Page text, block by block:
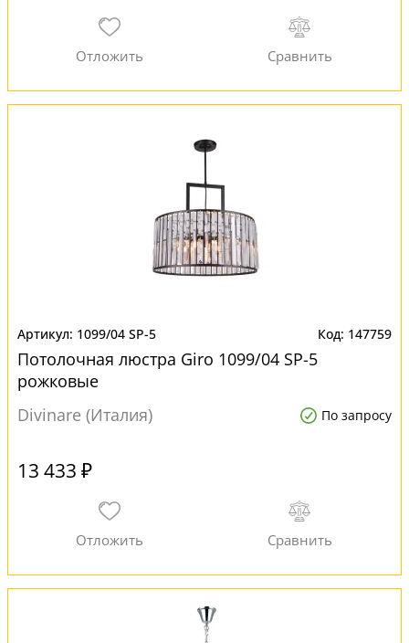
1099/04 SP-5 147759
Потолочная люстра Giro 1099/04 SP-5
рожковые
Divinare (Италия)
По запросу
13 433 ₽